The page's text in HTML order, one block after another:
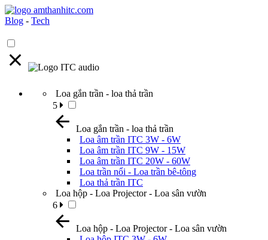
Blog - Tech
Loa gắn trần - loa thả trần
5
Loa gắn trần - loa thả trần
Loa âm trần ITC 3W - 6W
Loa âm trần ITC 9W - 15W
Loa âm trần ITC 20W - 60W
Loa trần nổi - Loa trần bê-tông
Loa thả trần ITC
Loa hộp - Loa Projector - Loa sân vườn
6
Loa hộp - Loa Projector - Loa sân vườn